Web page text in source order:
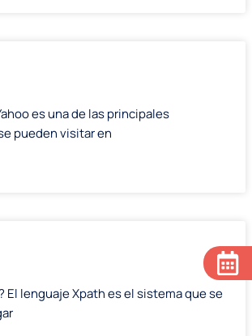
es una de las principales
pueden visitar en
El lenguaje Xpath es el sistema que se